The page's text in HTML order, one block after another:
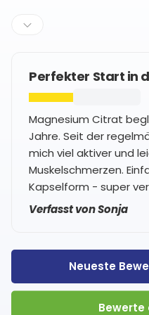
Perfekter Start in
Magnesium Citrat
Jahre. Seit der
mich viel aktiver und
Muskelschmerzen.
Kapselform - super
Verfasst von Sonja
Neueste
Bewerte